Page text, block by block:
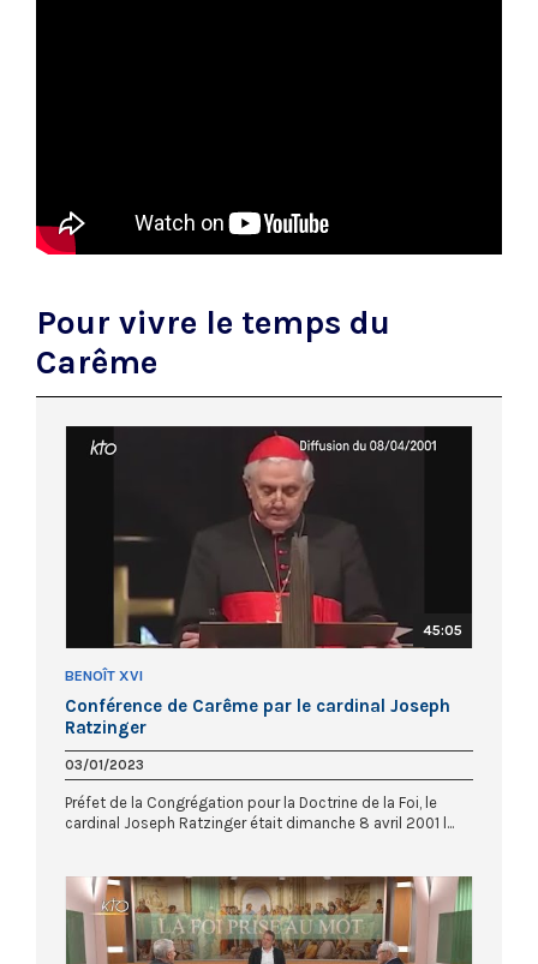
Pour vivre le temps du
Carême
45:05
BENOÎT XVI
Conférence de Carême par le cardinal Joseph
Ratzinger
03/01/2023
Préfet de la Congrégation pour la Doctrine de la Foi, le
cardinal Joseph Ratzinger était dimanche 8 avril 2001 l...